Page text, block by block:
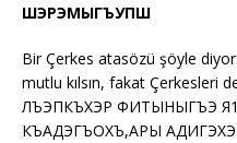
ШЭРЭМЫГЪУПШ
Bir Çerkes atasözü şöyle
mutlu kılsın, fakat Çerkesleri
ЛЪЭПКЪХЭР ФИТЫНЫГЪЭ
КЪАДЭГЪОХЪ,АРЫ